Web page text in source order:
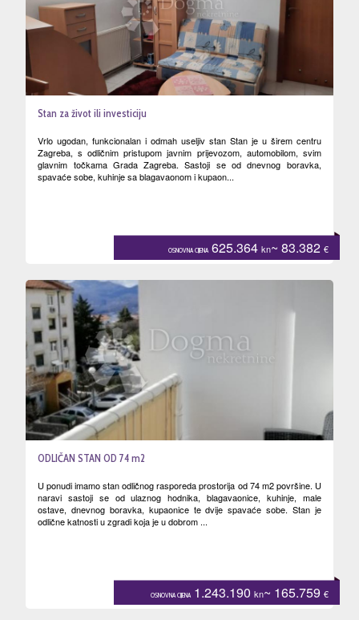
Stan za život ili investiciju
Vrlo ugodan, funkcionalan i odmah useljiv stan Stan je u širem centru
Zagreba, s odličnim pristupom javnim prijevozom, automobilom, svim
glavnim točkama Grada Zagreba. Sastoji se od dnevnog boravka,
spavaće sobe, kuhinje sa blagavaonom i kupaon...
OSNOVNA CIJENA 625.364 kn~ 83.382 €
ODLIČAN STAN OD 74 m2
U ponudi imamo stan odličnog rasporeda prostorija od 74 m2 površine. U
naravi sastoji se od ulaznog hodnika, blagavaonice, kuhinje, male
ostave, dnevnog boravka, kupaonice te dvije spavaće sobe. Stan je
odlične katnosti u zgradi koja je u dobrom ...
OSNOVNA CIJENA 1.243.190 kn~ 165.759 €